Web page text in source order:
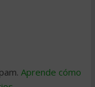
Aprende cómo